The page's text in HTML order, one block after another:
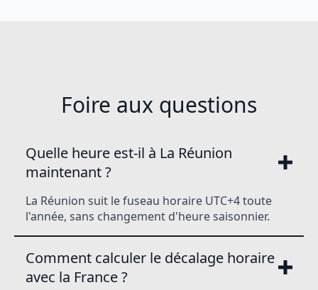
Foire aux questions
Quelle heure est-il à La Réunion
maintenant ?
La Réunion suit le fuseau horaire UTC+4 toute
l'année, sans changement d'heure saisonnier.
Comment calculer le décalage horaire
avec la France ?